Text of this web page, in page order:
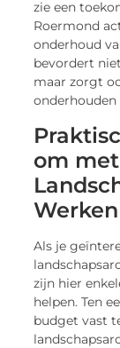
zie een
Roermond
onderhoud
bevordert
maar zorgt
onderhouden
om
Werken
Als je
zijn hier
helpen. Ten
budget vast